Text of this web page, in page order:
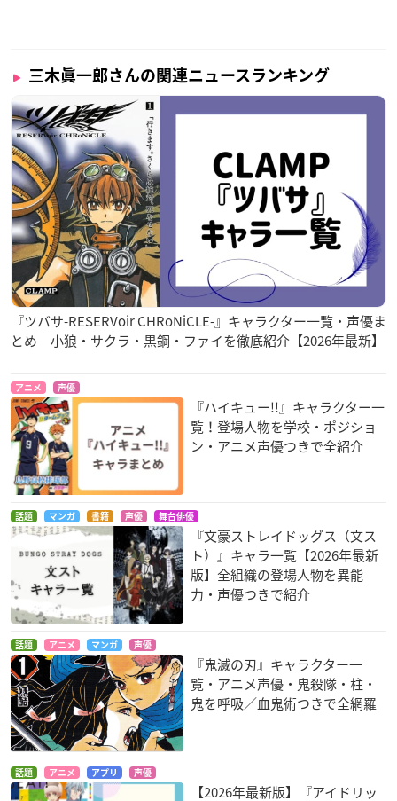
三木眞一郎さんの関連ニュースランキング
『ツバサ-RESERVoir CHRoNiCLE-』キャラクター一覧・声優ま
とめ 小狼・サクラ・黒鋼・ファイを徹底紹介【2026年最新】
アニメ 声優
『ハイキュー!!』キャラクター一
覧！登場人物を学校・ポジショ
ン・アニメ声優つきで全紹介
話題 マンガ 書籍 声優 舞台俳優
『文豪ストレイドッグス（文ス
ト）』キャラ一覧【2026年最新
版】全組織の登場人物を異能
力・声優つきで紹介
話題 アニメ マンガ 声優
『鬼滅の刃』キャラクター一
覧・アニメ声優・鬼殺隊・柱・
鬼を呼吸／血鬼術つきで全網羅
話題 アニメ アプリ 声優
【2026年最新版】『アイドリッ